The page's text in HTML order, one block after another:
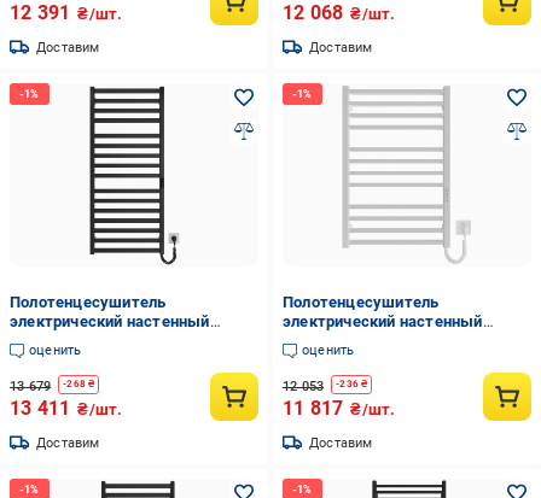
12 391 ₴/шт.
Доставим
12 068 ₴/шт.
Доставим
Полотенцесушитель
электрический настенный
HYGGE FAMILY Oxford
1170х530х80 мм Черный
(35111414)
оценить
13 679 -268 ₴
13 411 ₴/шт.
Доставим
Полотенцесушитель
электрический настенный
HYGGE FAMILY London
770х530х80 мм Белый
(35111420)
оценить
12 053 -236₴
11 817 ₴/шт.
Доставим